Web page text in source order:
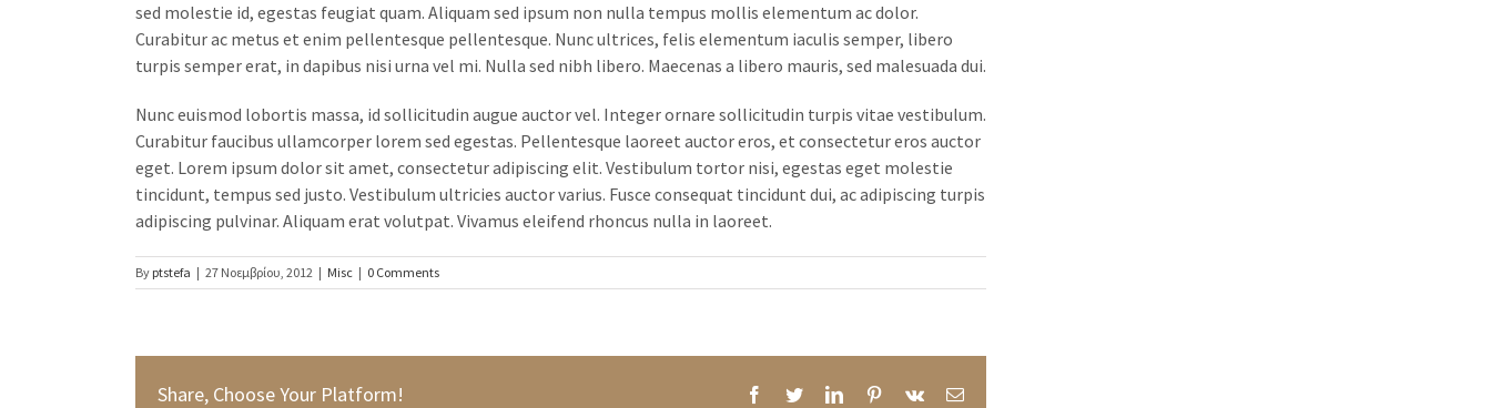
sed molestie id, egestas feugiat quam. Aliquam sed ipsum non nulla tempus mollis elementum ac dolor.
Curabitur ac metus et enim pellentesque pellentesque. Nunc ultrices, felis elementum iaculis semper, libero
turpis semper erat, in dapibus nisi urna vel mi. Nulla sed nibh libero. Maecenas a libero mauris, sed malesuada dui.
Nunc euismod lobortis massa, id sollicitudin augue auctor vel. Integer ornare sollicitudin turpis vitae vestibulum.
Curabitur faucibus ullamcorper lorem sed egestas. Pellentesque laoreet auctor eros, et consectetur eros auctor
eget. Lorem ipsum dolor sit amet, consectetur adipiscing elit. Vestibulum tortor nisi, egestas eget molestie
tincidunt, tempus sed justo. Vestibulum ultricies auctor varius. Fusce consequat tincidunt dui, ac adipiscing turpis
adipiscing pulvinar. Aliquam erat volutpat. Vivamus eleifend rhoncus nulla in laoreet.
By ptstefa | 27 Νοεμβρίου, 2012 | Misc | 0 Comments
Share, Choose Your Platform! Facebook
TwitterLinkedInPinterest
Vk Email